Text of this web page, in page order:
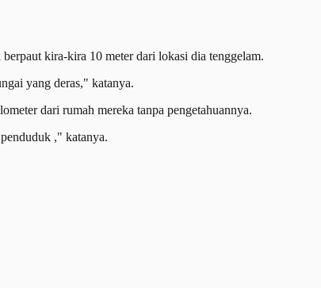
kira-kira 10 meter dari lokasi dia tenggelam.
yang deras," katanya.
dari rumah mereka tanpa pengetahuannya.
," katanya.